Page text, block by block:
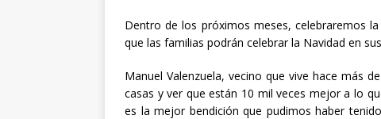
Dentro de los próximos meses, celebraremos
que las familias podrán celebrar la Navidad en
Manuel Valenzuela, vecino que vive hace más
casas y ver que están 10 mil veces mejor a lo
es la mejor bendición que pudimos haber